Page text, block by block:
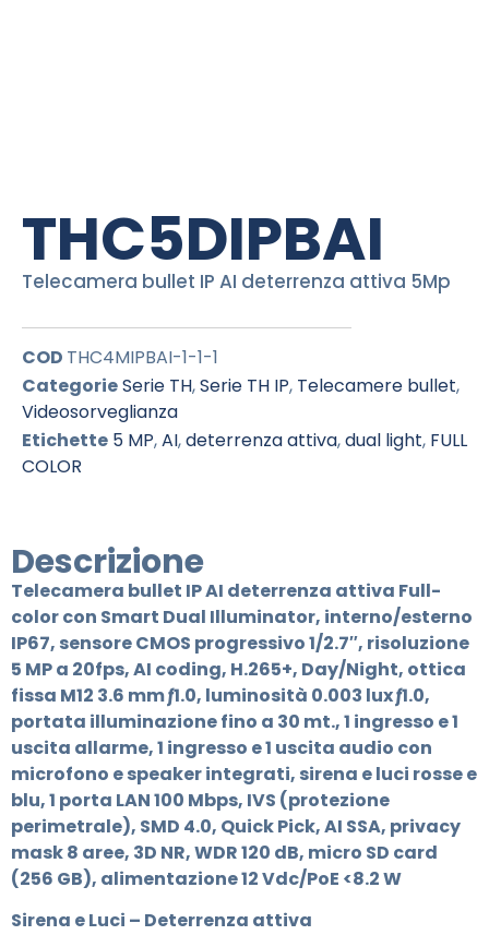
THC5DIPBAI
Telecamera bullet IP AI deterrenza attiva 5Mp
COD THC4MIPBAI-1-1-1
CategorieSerie TH,Serie TH IP, Telecamere bullet,
Videosorveglianza
Etichette 5 MP,AI,deterrenza attiva,dual light, FULL
COLOR
Descrizione
Telecamera bullet IP AI deterrenza attiva Full-
color con Smart Dual Illuminator, interno/esterno
IP67, sensore CMOS progressivo 1/2.7″, risoluzione
5 MP a 20fps, AI coding, H.265+, Day/Night, ottica
fissa M12 3.6 mm ƒ1.0, luminosità 0.003 lux ƒ1.0,
portata illuminazione fino a 30 mt., 1 ingresso e 1
uscita allarme, 1 ingresso e 1 uscita audio con
microfono e speaker integrati, sirena e luci rosse e
blu, 1 porta LAN 100 Mbps, IVS (protezione
perimetrale), SMD 4.0, Quick Pick, AI SSA, privacy
mask 8 aree, 3D NR, WDR 120 dB, micro SD card
(256 GB), alimentazione 12 Vdc/PoE <8.2 W
Sirena e Luci – Deterrenza attiva